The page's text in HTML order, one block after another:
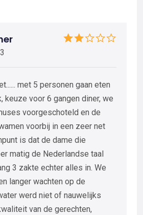
met 5 personen gaan eten
keuze voor 6 gangen diner, we
voorgeschoteld en de
voorbij in een zeer net
is dat de dame die
matig de Nederlandse taal
3 zakte echter alles in. We
langer wachten op de
werd niet of nauwelijks
van de gerechten,